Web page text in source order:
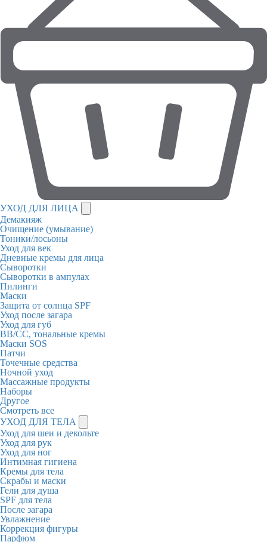
УХОД ДЛЯ ЛИЦА
Демакияж
Очищение (умывание)
Тоники/лосьоны
Уход для век
Дневные кремы для лица
Сыворотки
Сыворотки в ампулах
Пилинги
Маски
Защита от солнца SPF
Уход после загара
Уход для губ
BB/CC, тональные кремы
Маски SOS
Патчи
Точечные средства
Ночной уход
Массажные продукты
Наборы
Другое
Смотреть все
УХОД ДЛЯ ТЕЛА
Уход для шеи и декольте
Уход для рук
Уход для ног
Интимная гигиена
Кремы для тела
Скрабы и маски
Гели для душа
SPF для тела
После загара
Увлажнение
Коррекция фигуры
Парфюм